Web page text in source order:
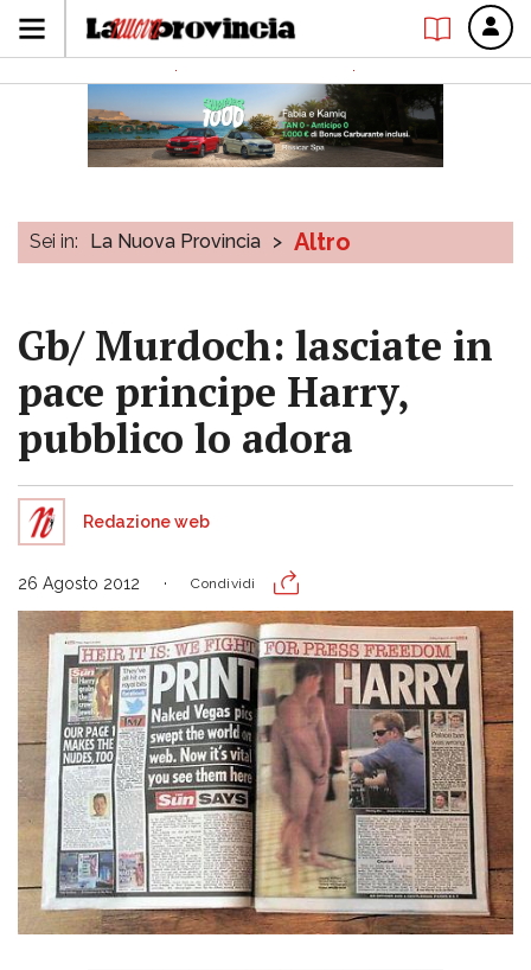
Sei in: La Nuova Provincia > Altro
Gb/ Murdoch: lasciate in
pace principe Harry,
pubblico lo adora
Redazione web
26 Agosto 2012 Condividi